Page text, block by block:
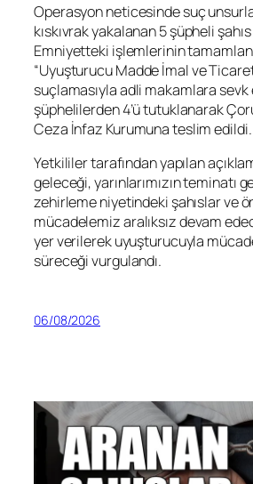
Operasyon neticesinde suç
kıskıvrak yakalanan 5 şüpheli
Emniyetteki işlemlerinin
“Uyuşturucu Madde İmal ve
suçlamasıyla adli makamlara sevk
şüphelilerden 4’ü tutuklanarak
Ceza İnfaz Kurumuna teslim edildi.
Yetkililer tarafından yapılan
geleceği, yarınlarımızın teminatı
zehirleme niyetindeki şahıslar ve
mücadelemiz aralıksız devam
yer verilerek uyuşturucuyla
süreceği vurgulandı.
06/08/2026